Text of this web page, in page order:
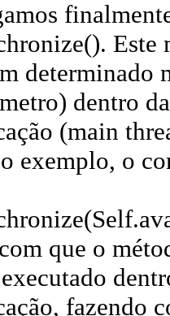
Este
determinado
dentro
(main
exemplo, o
que o
fazendo